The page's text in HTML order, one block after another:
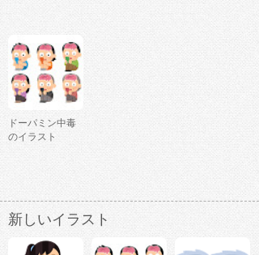
ドーパミン中毒
のイラスト
新しいイラスト